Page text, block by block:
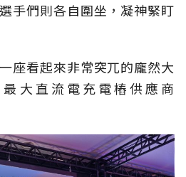
手們則各自圍坐，凝神緊盯
座看起來非常突兀的龐然大
大直流電充電樁供應商